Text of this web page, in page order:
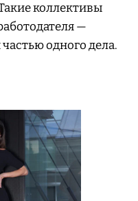
коллективы
—
одного дела.